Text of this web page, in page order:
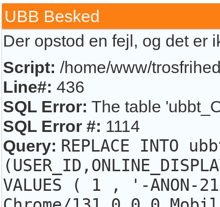
UBB Besked
Der opstod en fejl, og det
Script: /home/www/
Line#: 436
SQL Error: The table
SQL Error #: 1114
Query: REPLACE INTO
VALUES ( 1 , '-